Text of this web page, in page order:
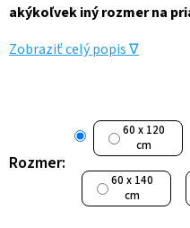
akýkoľvek iný rozmer na
Zobraziť celý popis ∇
Rozmer:
60 x 120
cm
60 x 140
cm